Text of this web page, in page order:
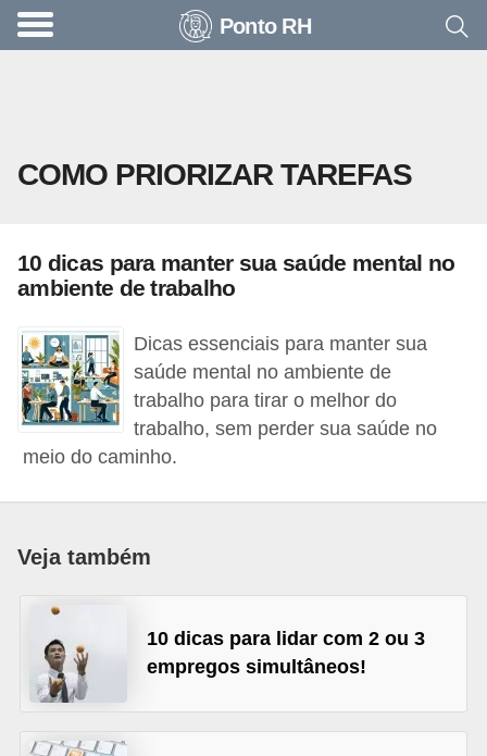
Ponto RH
COMO PRIORIZAR TAREFAS
10 dicas para manter sua saúde mental no
ambiente de trabalho
Dicas essenciais para manter sua
saúde mental no ambiente de
trabalho para tirar o melhor do
trabalho, sem perder sua saúde no
meio do caminho.
Veja também
10 dicas para lidar com 2 ou 3
empregos simultâneos!
A
t
e
n
a
e
p
r
s
a
B
i
o
m